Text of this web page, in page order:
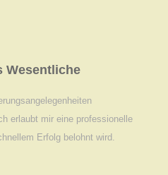
Wesentliche
erlaubt mir eine professionelle
Erfolg belohnt wird.